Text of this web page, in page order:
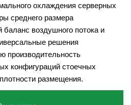
охлаждения серверных
среднего размера
воздушного потока и
решения
производительность
конфигураций стоечных
размещения.